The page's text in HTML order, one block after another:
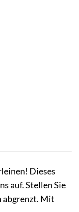
Dieses
auf. Stellen Sie
abgrenzt. Mit